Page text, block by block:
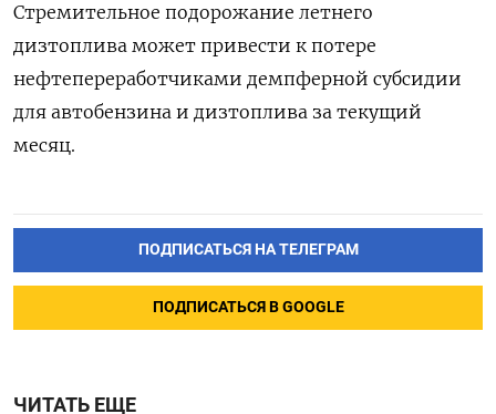
Стремительное подорожание летнего
дизтоплива может привести к потере
нефтепереработчиками демпферной субсидии
для автобензина и дизтоплива за текущий
месяц.
ПОДПИСАТЬСЯ НА ТЕЛЕГРАМ
ПОДПИСАТЬСЯ В GOOGLE
ЧИТАТЬ ЕЩЕ